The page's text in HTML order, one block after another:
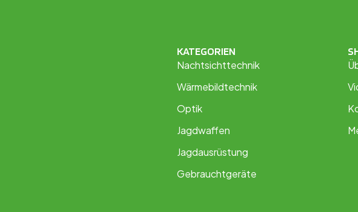
KATEGORIEN
Nachtsichttechnik
Wärmebildtechnik
Optik
Jagdwaffen
Jagdausrüstung
Gebrauchtgeräte